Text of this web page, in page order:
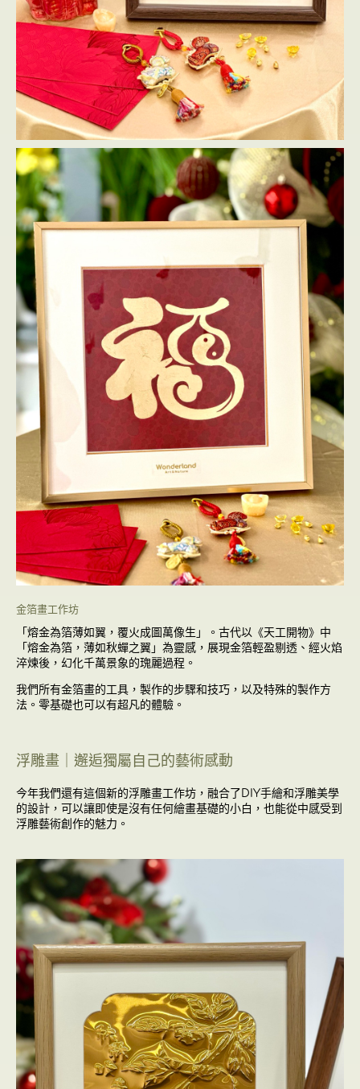
金箔畫工作坊
「熔金為箔薄如翼，覆火成圖萬像生」‌。 古代以《天工開物》中
「熔金為箔， 薄如秋蟬之翼」為靈感， 展現金箔輕盈剔透、經火焰
淬煉後， 幻化千萬景象的瑰麗過程。
我們所有金箔畫的工具， 製作的步驟和技巧， 以及特殊的製作方
法。 零基礎也可以有超凡的體驗。
浮雕畫｜邂逅獨屬自己的藝術感動
今年我們還有這個新的浮雕畫工作坊， 融合了DIY手繪和浮雕美學
的設計，可以讓即使是沒有任何繪畫基礎的小白，也能從中感受到
浮雕藝術創作的魅力。